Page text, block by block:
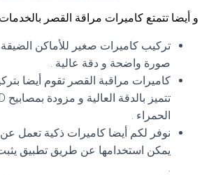
و أيضا تتمتع كاميرات مراقة القصر بالخدمات
تركيب كاميرات صغير للأماكن الضيقة
صورة واضحة و دقة عالية .
كاميرات مراقبة القصر تقوم أيضا
الحمراء .
نوفر لكم أيضا كاميرات ذكية تعمل
يمكن استخدامها عن طريق تطبيق
.